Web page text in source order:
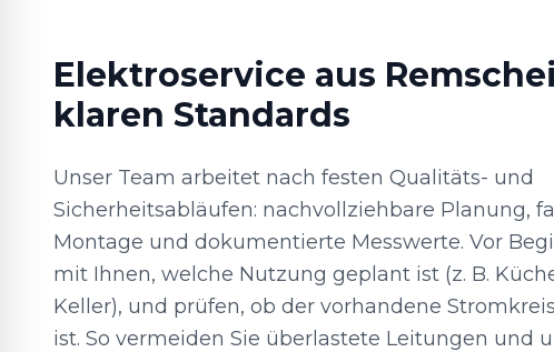
Elektroservice aus
klaren Standards
Unser Team arbeitet nach festen Qualitäts- und
Sicherheitsabläufen: nachvollziehbare Planung,
Montage und dokumentierte Messwerte. Vor
mit Ihnen, welche Nutzung geplant ist (z. B.
Keller), und prüfen, ob der vorhandene
ist. So vermeiden Sie überlastete Leitungen und